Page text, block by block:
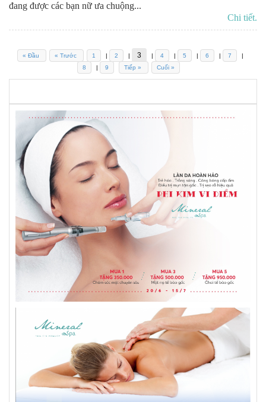
đang được các bạn nữ ưa chuộng...
Chi tiết.
« Đầu « Trước 1 2 3 4 5 6 7
8
9 Tiếp » Cuối »